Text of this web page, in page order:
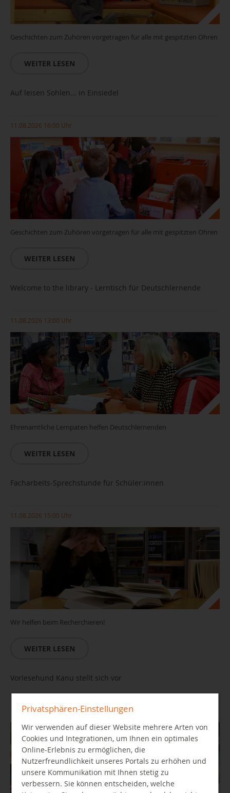
Geschichten zum Zuhören vorgetragen für alle mit gespitzten Ohren
WEITER LESEN
Auf leisen Sohlen... in Einsiedel
11.08.2026 16:00 Uhr
Geschichten zum Zuhören vorgetragen für alle mit gespitzten Ohren
WEITER LESEN
Welcome to the library - Lerntisch für Deutschlernende
11.08.2026 13:00 Uhr
Ehrenamtliche Lernpaten helfen Deutschlernenden
WEITER LESEN
Facharbeits-Sprechstunde für Schüler:innen
11.08.2026 15:00 Uhr
Wir helfen beim Recherchieren!
WEITER LESEN
Vorlesehund Kanu stellt sich vor
11.08.2026 15:00 Uhr
Privatsphären-Einstellungen
Wir verwenden auf dieser Website mehrere Arten von
Cookies und Integrationen, um Ihnen ein optimales
Online-Erlebnis zu ermöglichen, die
Nutzerfreundlichkeit unseres Portals zu erhöhen und
unsere Kommunikation mit Ihnen stetig zu
verbessern. Sie können entscheiden, welche